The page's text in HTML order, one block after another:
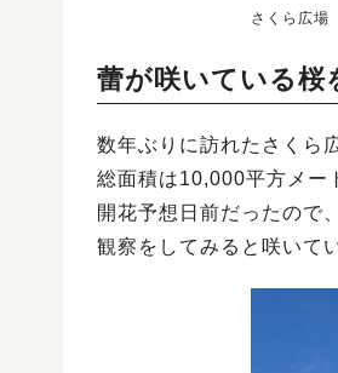
さくら広場
蕾が咲いている桜
数年ぶりに訪れたさくら
総面積は10,000平方メー
開花予想日前だったので
観察をしてみると咲いて